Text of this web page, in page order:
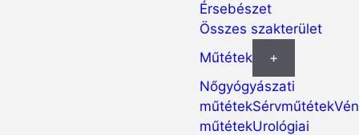
Érsebészet
Összes szakterület
Műtétek
+
Nőgyógyászati
műtétekSérvműtétek
műtétekUrológiai